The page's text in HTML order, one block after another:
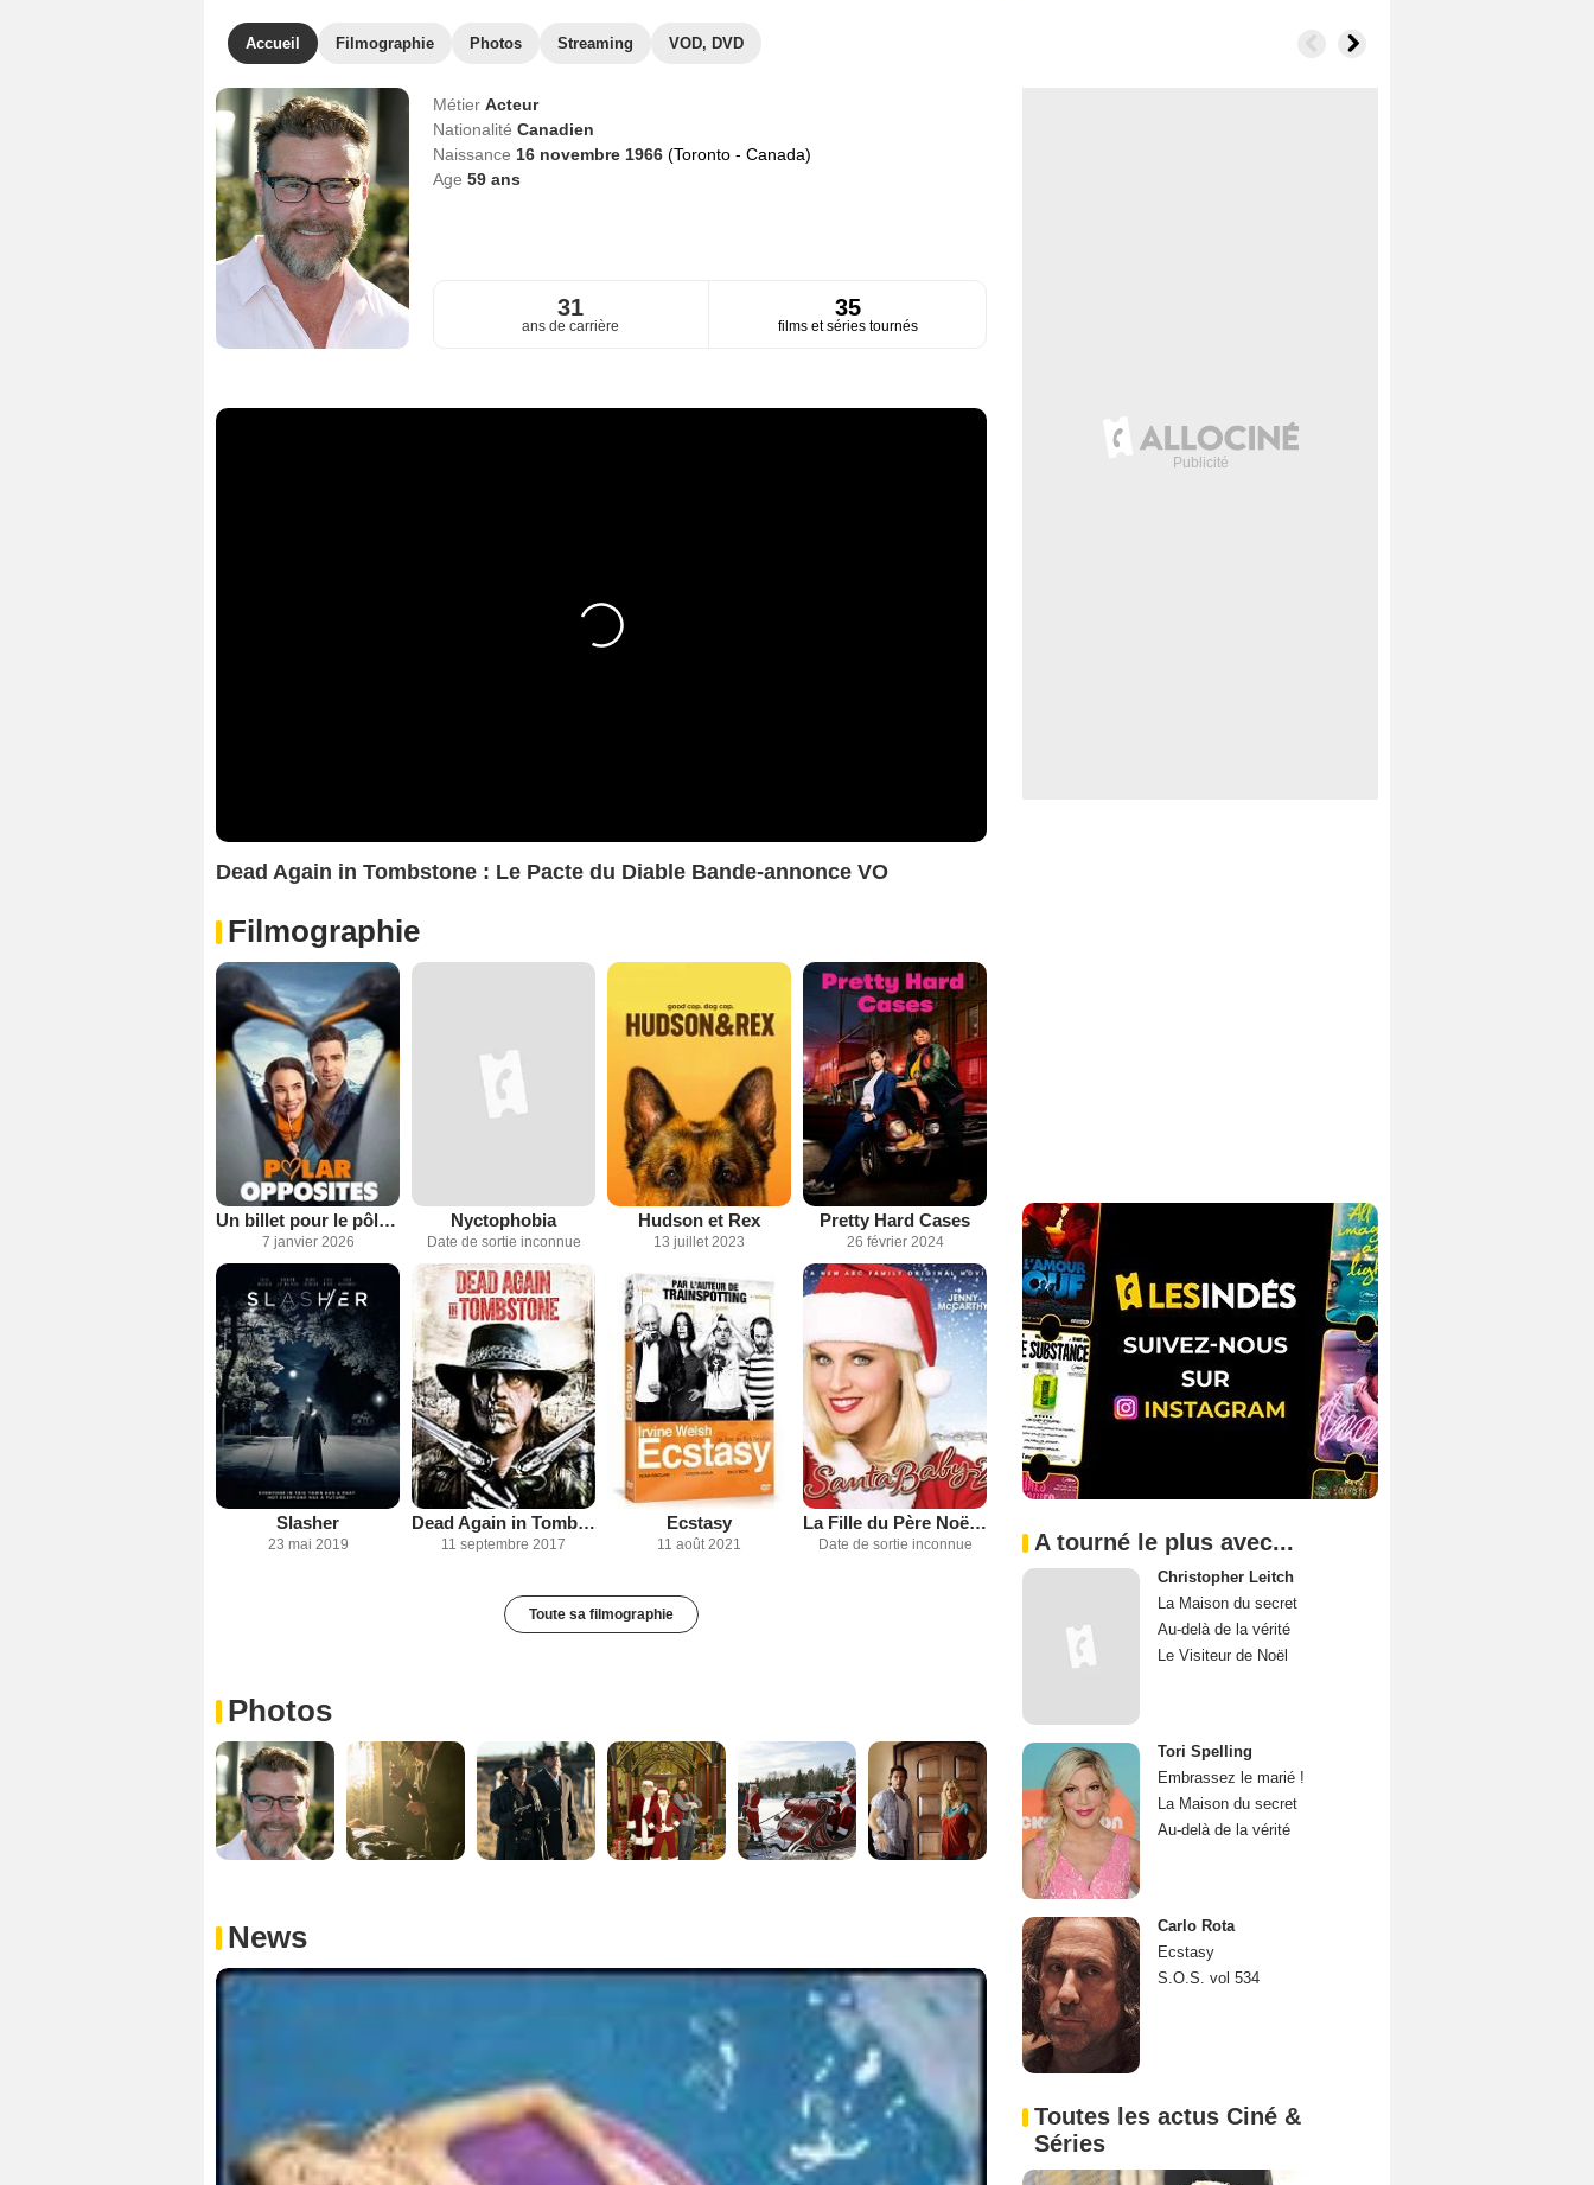
Accueil Filmographie Photos Streaming VOD, DVD
Métier Acteur
Nationalité Canadien
Naissance 16 novembre 1966 (Toronto - Canada)
Age 59ans
31
ans de carrière
35
films et séries tournés
Dead Again in Tombstone : Le Pacte du Diable Bande-annonce VO
Filmographie
Un billet pour le pôle Sud
7 janvier 2026
Nyctophobia
Date de sortie inconnue
Hudson et Rex
13 juillet 2023
Pretty Hard Cases
26 février 2024
Slasher
23 mai 2019
Dead Again in Tombstone : Le Pacte du Diable
11 septembre 2017
Ecstasy
11 août 2021
La Fille du Père Noël 2 : panique à Polaris
Date de sortie inconnue
Toute sa filmographie
Photos
News
A tourné le plus avec...
Christopher Leitch
La Maison du secret
Au-delà de la vérité
Le Visiteur de Noël
Tori Spelling
Embrassez le marié !
La Maison du secret
Au-delà de la vérité
Carlo Rota
Ecstasy
S.O.S. vol 534
Toutes les actus Ciné &
Séries